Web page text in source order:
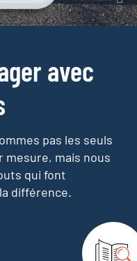
avec
pas les seuls
mesure, mais nous
qui font
différence.